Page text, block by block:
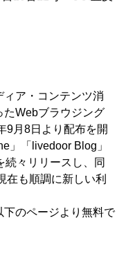
ア・コンテンツ消
たWebブラウジング
9月8日より配布を開
」「livedoor Blog」
続々リリースし、同
在も順調に新しい利
のページより無料で